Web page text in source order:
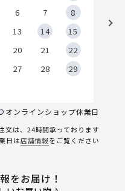
6 7
8
13 14
15
20 21
22
27 28
29
オンラインショップ休業日
文は、24時間承っております
日は店舗情報をご覧ください
をお届け！